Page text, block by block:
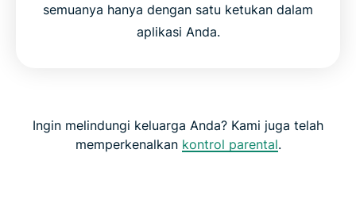
semuanya hanya dengan satu ketukan dalam
aplikasi Anda.
Ingin melindungi keluarga Anda? Kami juga telah
memperkenalkan kontrol parental.